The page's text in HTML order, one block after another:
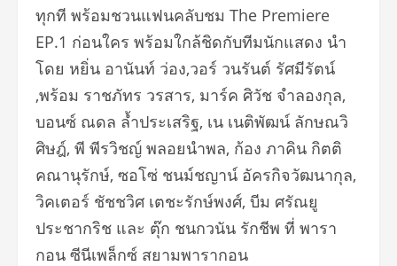
ทุกที พร้อมชวนแฟนคลับชม The Premiere
EP.1 ก่อนใคร พร้อมใกล้ชิดกับทีมนักแสดง นำ
โดย หยิ่น อานันท์ ว่อง,วอร์ วนรันต์ รัศมีรัตน์
,พร้อม ราชภัทร วรสาร, มาร์ค ศิวัช จำลองกุล,
บอนซ์ ณดล ล้ำประเสริฐ, เน เนติพัฒน์ ลักษณวิ
ศิษฎ์, พี พีรวิชญ์ พลอยนำพล, ก้อง ภาคิน กิตติ
คณานุรักษ์, ซอโซ่ ชนม์ชญาน์ อัครกิจวัฒนากุล,
วิคเตอร์ ชัชชวิศ เตชะรักษ์พงศ์, บีม ศรัณยู
ประชากริช และ ตุ๊ก ชนกวนัน รักชีพ ที่ พารา
กอน ซีนีเพล็กซ์ สยามพารากอน